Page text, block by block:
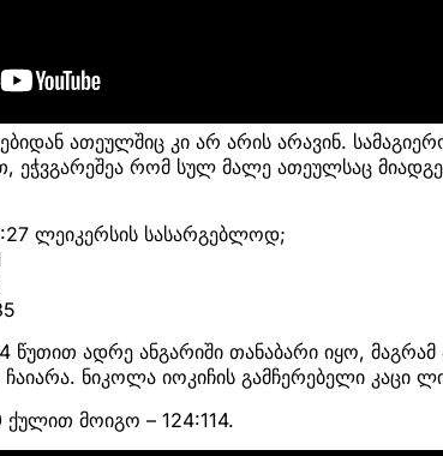
ათეულშიც კი არ არის არავინ.
ეჭვგარეშეა რომ სულ მალე ათეულსაც
ლეიკერსის სასარგებლოდ;
წუთით ადრე ანგარიში თანაბარი იყო,
ნიკოლა იოკიჩის გამჩერებელი კაცი
მოიგო – 124:114.